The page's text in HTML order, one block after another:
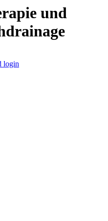
und
login